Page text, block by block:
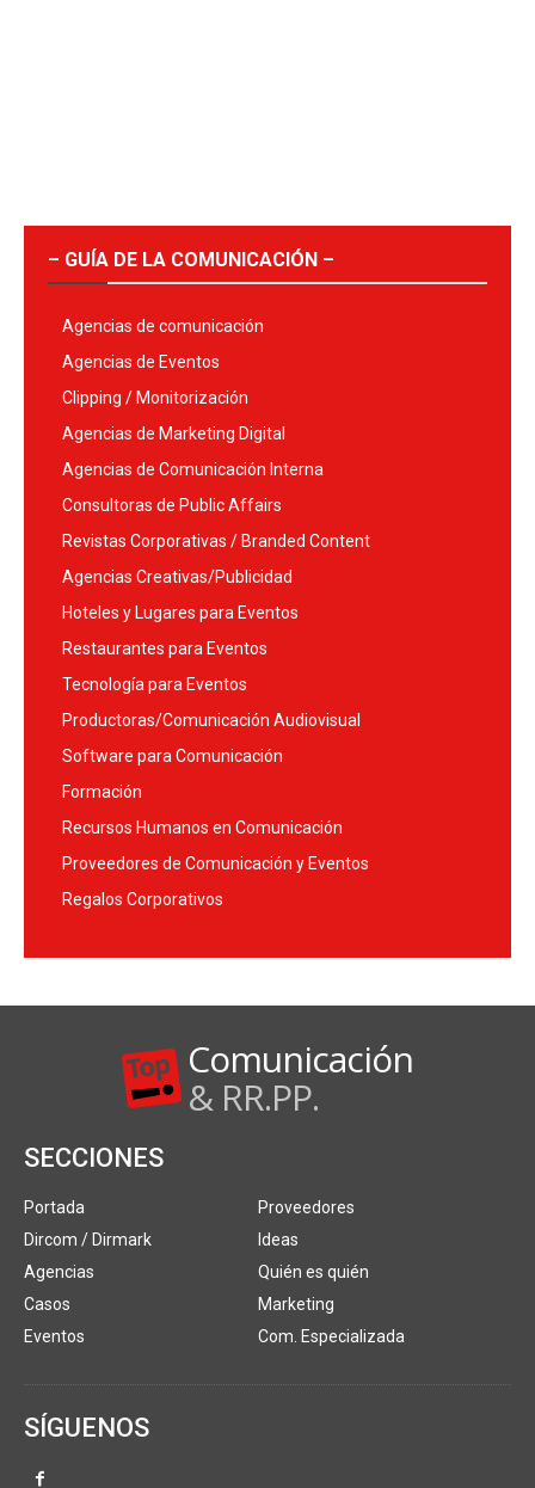
– GUÍA DE LA COMUNICACIÓN –
Agencias de comunicación
Agencias de Eventos
Clipping / Monitorización
Agencias de Marketing Digital
Agencias de Comunicación Interna
Consultoras de Public Affairs
Revistas Corporativas / Branded Content
Agencias Creativas/Publicidad
Hoteles y Lugares para Eventos
Restaurantes para Eventos
Tecnología para Eventos
Productoras/Comunicación Audiovisual
Software para Comunicación
Formación
Recursos Humanos en Comunicación
Proveedores de Comunicación y Eventos
Regalos Corporativos
Comunicación
& RR.PP.
SECCIONES
Portada
Dircom / Dirmark
Agencias
Casos
Eventos
Proveedores
Ideas
Quién es quién
Marketing
Com. Especializada
SÍGUENOS